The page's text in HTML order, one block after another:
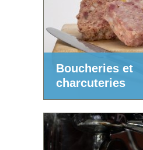
Boucheries et
charcuteries